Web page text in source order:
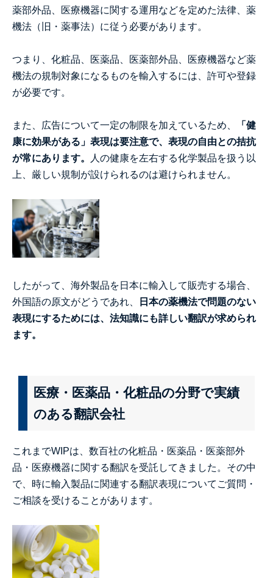
薬部外品、医療機器に関する運用などを定めた法律、薬
機法（旧・薬事法）に従う必要があります。
つまり、化粧品、医薬品、医薬部外品、医療機器など薬
機法の規制対象になるものを輸入するには、許可や登録
が必要です。
また、広告について一定の制限を加えているため、
「健
康に効果がある」表現は要注意で、表現の自由との拮抗
が常にあります。
人の健康を左右する化学製品を扱う以
上、厳しい規制が設けられるのは避けられません。
したがって、海外製品を日本に輸入して販売する場合、
外国語の原文がどうであれ、
日本の薬機法で問題のない
表現にするためには、法知識にも詳しい翻訳が求められ
ます。
医療・医薬品・化粧品の分野で実績
のある翻訳会社
これまでWIPは、数百社の化粧品・医薬品・医薬部外
品・医療機器に関する翻訳を受託してきました。その中
で、時に輸入製品に関連する翻訳表現についてご質問・
ご相談を受けることがあります。